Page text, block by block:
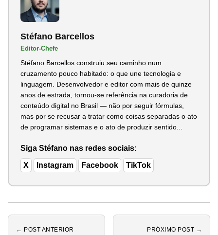
Stéfano Barcellos
Editor-Chefe
Stéfano Barcellos construiu seu caminho num
cruzamento pouco habitado: o que une tecnologia e
linguagem. Desenvolvedor e editor com mais de quinze
anos de estrada, tornou-se referência na curadoria de
conteúdo digital no Brasil — não por seguir fórmulas,
mas por se recusar a tratar como coisas separadas o ato
de programar sistemas e o ato de produzir sentido...
Siga Stéfano nas redes sociais:
X Instagram Facebook TikTok
← POST ANTERIOR PRÓXIMO POST →